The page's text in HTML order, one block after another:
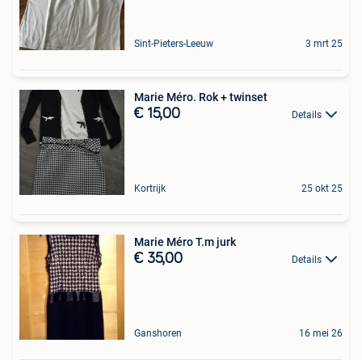
Sint-Pieters-Leeuw 3 mrt 25
Marie Méro. Rok + twinset
€ 15,00 Details
Kortrijk 25 okt 25
Marie Méro T.m jurk
€ 35,00 Details
Ganshoren 16 mei 26